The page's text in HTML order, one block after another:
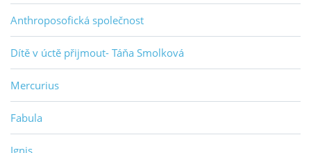
Anthroposofická společnost
Dítě v úctě přijmout- Táňa Smolková
Mercurius
Fabula